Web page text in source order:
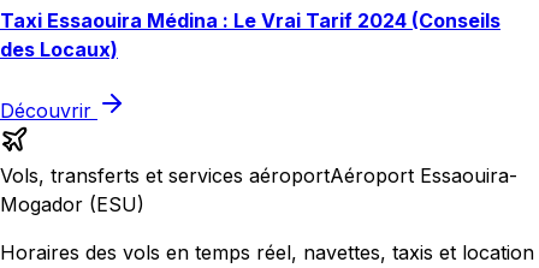
Taxi Essaouira Médina : Le Vrai Tarif 2024 (Conseils
des Locaux)
Découvrir
Vols, transferts et services aéroportAéroport Essaouira-
Mogador (ESU)
Horaires des vols en temps réel, navettes, taxis et location